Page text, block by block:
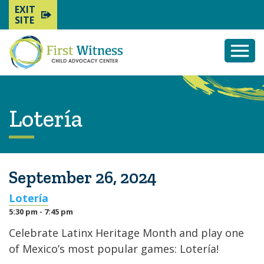
EXIT
SITE
Lotería
September 26, 2024
Lotería
5:30 pm - 7:45 pm
Celebrate Latinx Heritage Month and play one
of Mexico’s most popular games: Lotería!